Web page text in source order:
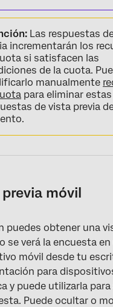
Las respuestas
incrementarán los
si satisfacen las
de la cuota.
manualmente
para eliminar estas
de vista previa
móvil
puedes obtener una
se verá la encuesta en
móvil desde tu
para
y puede utilizarla para
Puede ocultar o